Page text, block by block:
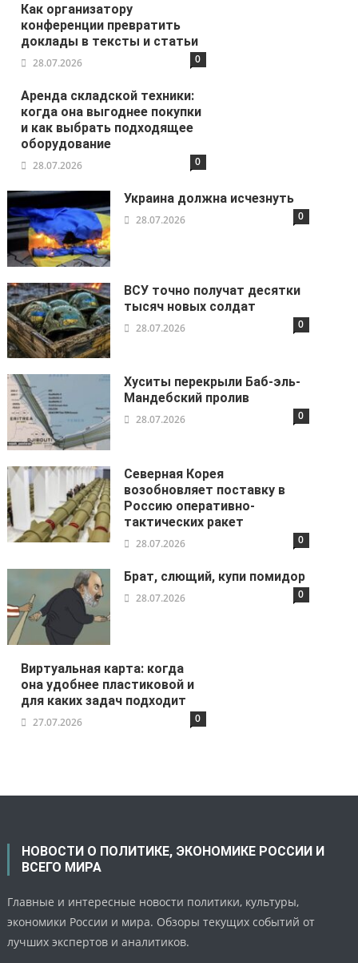
Как организатору
конференции превратить
доклады в тексты и статьи
28.07.2026 0
Аренда складской техники:
когда она выгоднее покупки
и как выбрать подходящее
оборудование
28.07.2026 0
Украина должна исчезнуть
28.07.2026 0
ВСУ точно получат десятки
тысяч новых солдат
28.07.2026 0
Хуситы перекрыли Баб-эль-
Мандебский пролив
28.07.2026 0
Северная Корея
возобновляет поставку в
Россию оперативно-
тактических ракет
28.07.2026 0
Брат, слющий, купи помидор
28.07.2026 0
Виртуальная карта: когда
она удобнее пластиковой и
для каких задач подходит
27.07.2026 0
НОВОСТИ О ПОЛИТИКЕ, ЭКОНОМИКЕ РОССИИ И
ВСЕГО МИРА
Главные и интересные новости политики, культуры,
экономики России и мира. Обзоры текущих событий от
лучших экспертов и аналитиков.